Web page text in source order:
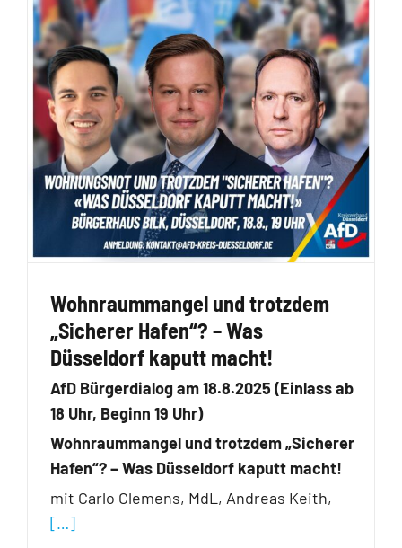
Wohnraummangel und trotzdem
„Sicherer Hafen“? – Was
Düsseldorf kaputt macht!
AfD Bürgerdialog am 18.8.2025 (Einlass ab
18 Uhr, Beginn 19 Uhr)
Wohnraummangel und trotzdem „Sicherer
Hafen“? – Was Düsseldorf kaputt macht!
mit Carlo Clemens, MdL, Andreas Keith,
[…]